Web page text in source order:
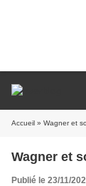
Accueil » Wagner et
Wagner et
Publié le 23/11/